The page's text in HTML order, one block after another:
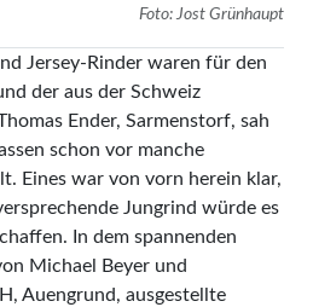
Foto: Jost Grünhaupt
Jersey-Rinder waren für den
der aus der Schweiz
Ender, Sarmenstorf, sah
schon vor manche
Eines war von vorn herein klar,
Jungrind würde es
In dem spannenden
Michael Beyer und
Auengrund, ausgestellte